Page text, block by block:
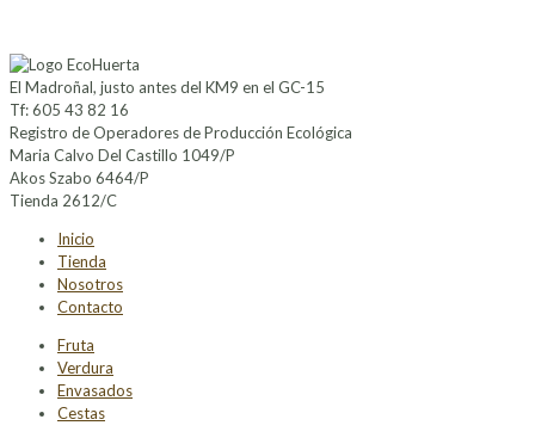
El Madroñal, justo antes del KM9 en el GC-15
Tf: 605 43 82 16
Registro de Operadores de Producción Ecológica
Maria Calvo Del Castillo 1049/P
Akos Szabo 6464/P
Tienda 2612/C
Inicio
Tienda
Nosotros
Contacto
Fruta
Verdura
Envasados
Cestas